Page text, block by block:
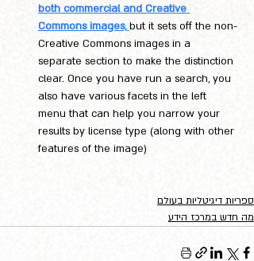
both commercial and Creative
Commons images, but it sets off the non-
Creative Commons images in a
separate section to make the distinction
clear. Once you have run a search, you
also have various facets in the left
menu that can help you narrow your
results by license type (along with other
features of the image)
ספריות דיגיטליות בעולם
מה חדש במרכז הידע